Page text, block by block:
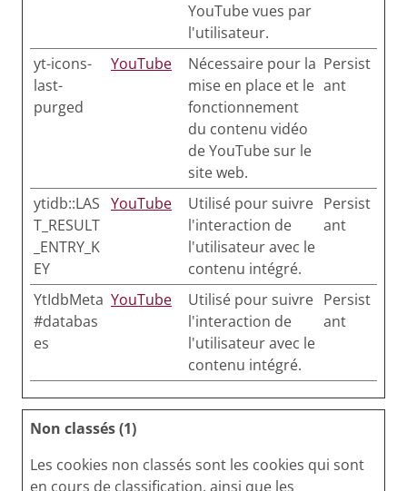
YouTube vues par
l'utilisateur.
yt-icons-
last-
purged
YouTube
Nécessaire pour la
mise en place et le
fonctionnement
du contenu vidéo
de YouTube sur le
site web.
Persist
ant
ytidb::LAS
T_RESULT
_ENTRY_K
EY
YouTube
Utilisé pour suivre
l'interaction de
l'utilisateur avec le
contenu intégré.
Persist
ant
YtIdbMeta
#databas
es
YouTube
Utilisé pour suivre
l'interaction de
l'utilisateur avec le
contenu intégré.
Persist
ant
Non classés (1)
Les cookies non classés sont les cookies qui sont
en cours de classification, ainsi que les